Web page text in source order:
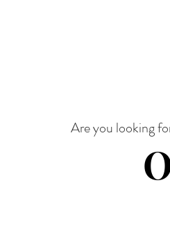
Are you looking